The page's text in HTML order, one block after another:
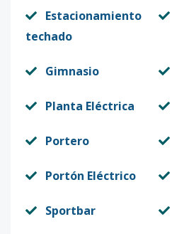
Estacionamiento
techado
Gimnasio
Planta Eléctrica
Portero
Portón Eléctrico
Sportbar